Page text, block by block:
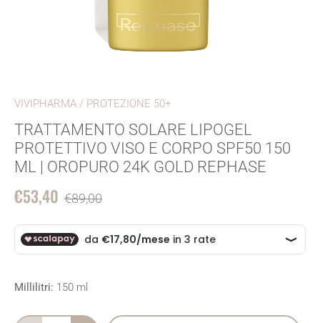
VIVIPHARMA / PROTEZIONE 50+
TRATTAMENTO SOLARE LIPOGEL
PROTETTIVO VISO E CORPO SPF50 150
ML | OROPURO 24K GOLD REPHASE
€53,40 €89,00
Millilitri: 150 ml